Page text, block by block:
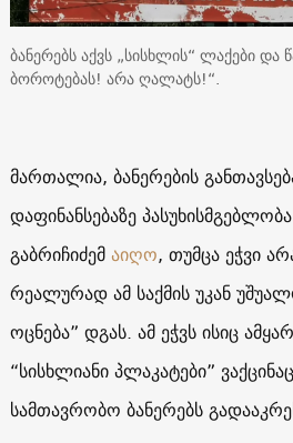
ბანერებს აქვს „სისხლის“ ლაქები და
ბოროტებას! არა ღალატს!“.
მართალია, ბანერების
დაფინანსებაზე
გაბრიჩიძემაიღო, თუმცა ეჭვი
რეალურად ამ საქმის უკან
ოცნება” დგას. ამ ეჭვს ისიც
“სისხლიანი პლაკატები”
სამთავრობო ბანერებს